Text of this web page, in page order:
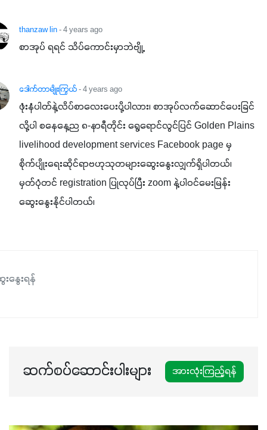
thanzaw lin- 4 years ago
စာအုပ် ရရင် သိပ်​ကောင်းမှာဘဲဗျို့
ဒေါက်တာမျိုးကြွယ်- 4 years ago
ဖုံးနံပါတ်နဲ့လိပ်စာလေးပေးပို့ပါလား၊ စာအုပ်လက်ဆောင်ပေးခြင်
လို့ပါ စနေနေ့ည ၈-နာရီတိုင်း ရွေရောင်လွင်ပြင် Golden Plains
livelihood development services Facebook page မှ
စိုက်ပျိုးရေးဆိုင်ရာဗဟုသုတများဆွေးနွေးလျှက်ရှိပါတယ်၊
မှတ်ပုံတင် registration ပြုလုပ်ပြီး zoom နဲ့ပါဝင်မေးမြန်း
ဆွေးနွေးနိုင်ပါတယ်၊
နွေးရန်
ဆက်စပ်ဆောင်းပါးများ အားလုံးကြည့်ရန်